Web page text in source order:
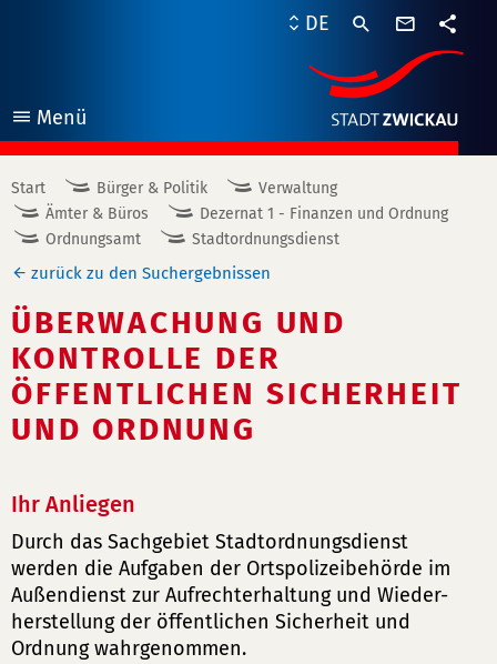
Menü
öffnen
DE
Start Bürger & Politik
Verwaltung
Ämter & Büros
Dezernat 1 - Finanzen und Ordnung
Ordnungsamt
Stadtordnungsdienst
zurück zu den Suchergebnissen
ÜBERWACHUNG UND
KONTROLLE DER
ÖFFENTLICHEN SICHERHEIT
UND ORDNUNG
Ihr Anliegen
Durch das Sachgebiet Stadtordnungsdienst
werden die Aufgaben der Ortspolizeibehörde im
Außendienst zur Aufrechterhaltung und Wieder-
herstellung der öffentlichen Sicherheit und
Ordnung wahrgenommen.